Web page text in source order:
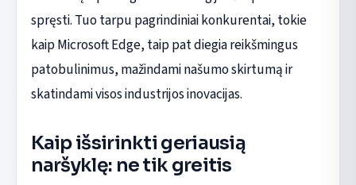
spręsti. Tuo tarpu pagrindiniai konkurentai, tokie
kaip Microsoft Edge, taip pat diegia reikšmingus
patobulinimus, mažindami našumo skirtumą ir
skatindami visos industrijos inovacijas.
Kaip išsirinkti geriausią
naršyklę: ne tik greitis